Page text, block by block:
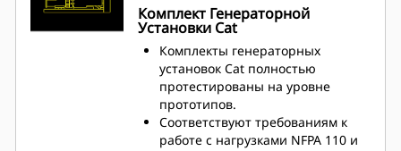
Комплект Генераторной
Установки Cat
Комплекты генераторных
установок Cat полностью
протестированы на уровне
прототипов.
Соответствуют требованиям к
работе с нагрузками NFPA 110 и